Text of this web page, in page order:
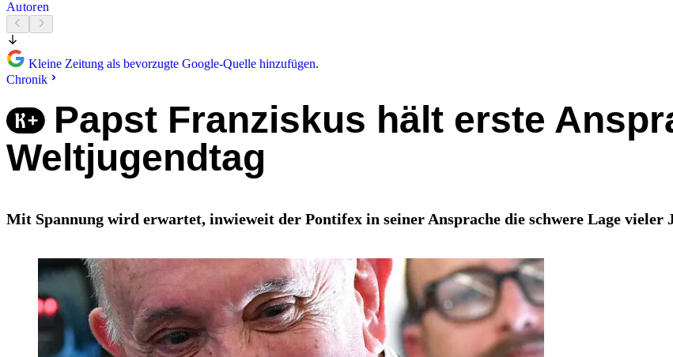
Autoren
Kleine Zeitung als bevorzugte Google-Quelle hinzufügen.
Chronik
Papst Franziskus hält erste
Weltjugendtag
Mit Spannung wird erwartet, inwieweit der Pontifex in seiner Ansprache die schwere Lage